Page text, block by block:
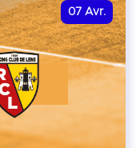
07 Avr.